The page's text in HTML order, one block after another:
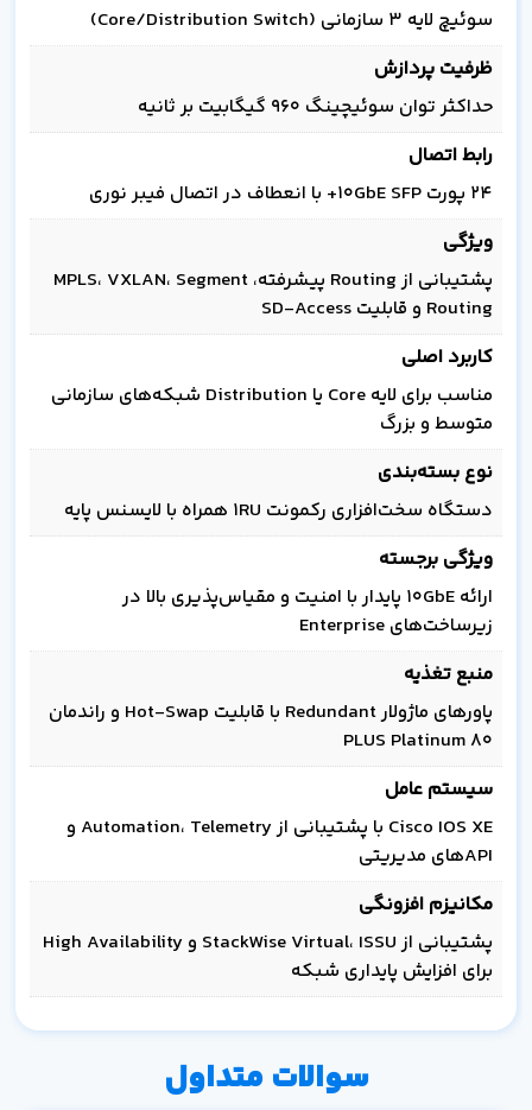
سوئیچ لایه 3 سازمانی (Core/Distribution Switch)
ظرفیت پردازش
حداکثر توان سوئیچینگ 960 گیگابیت بر ثانیه
رابط اتصال
24 پورت 10GbE SFP+ با انعطاف در اتصال فیبر نوری
ویژگی
پشتیبانی از Routing پیشرفته، MPLS، VXLAN، Segment
Routing و قابلیت SD-Access
کاربرد اصلی
مناسب برای لایه Core یا Distribution شبکه‌های سازمانی
متوسط و بزرگ
نوع بسته‌بندی
دستگاه سخت‌افزاری رکمونت 1RU همراه با لایسنس پایه
ویژگی برجسته
ارائه 10GbE پایدار با امنیت و مقیاس‌پذیری بالا در
زیرساخت‌های Enterprise
منبع تغذیه
پاورهای ماژولار Redundant با قابلیت Hot-Swap و راندمان
80 PLUS Platinum
سیستم عامل
Cisco IOS XE با پشتیبانی از Automation، Telemetry و
APIهای مدیریتی
مکانیزم افزونگی
پشتیبانی از StackWise Virtual، ISSU و High Availability
برای افزایش پایداری شبکه
سوالات متداول